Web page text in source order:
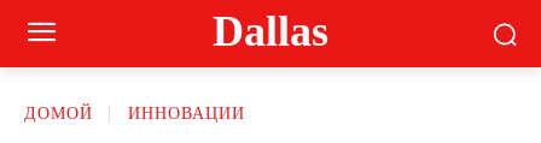
Dallas
ДОМОЙ ИННОВАЦИИ